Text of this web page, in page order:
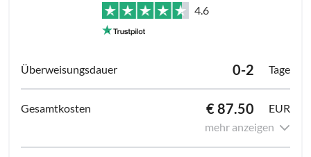
4.6
0-2 Tage
€ 87.50
EUR
mehr anzeigen